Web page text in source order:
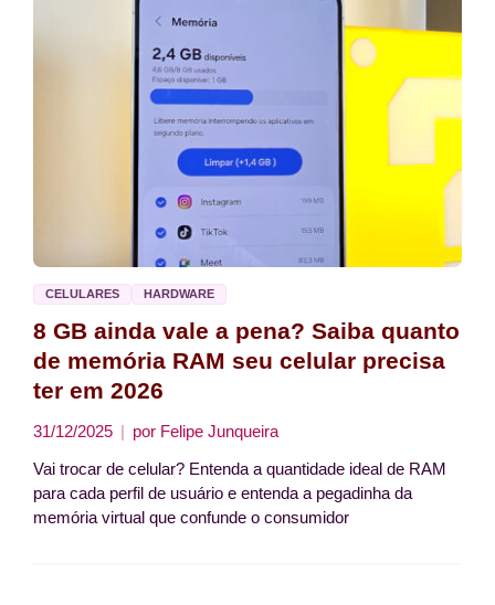
CELULARES HARDWARE
8 GB ainda vale a pena? Saiba quanto
de memória RAM seu celular precisa
ter em 2026
31/12/2025 por Felipe Junqueira
Vai trocar de celular? Entenda a quantidade ideal de RAM
para cada perfil de usuário e entenda a pegadinha da
memória virtual que confunde o consumidor